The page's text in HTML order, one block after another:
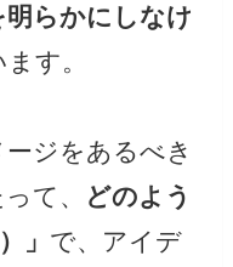
明らかにしなけ
す。
ジをあるべき
て、
どのよう
」 で、アイデ